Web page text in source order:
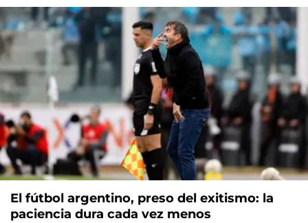
El fútbol argentino, preso del exitismo: la
paciencia dura cada vez menos